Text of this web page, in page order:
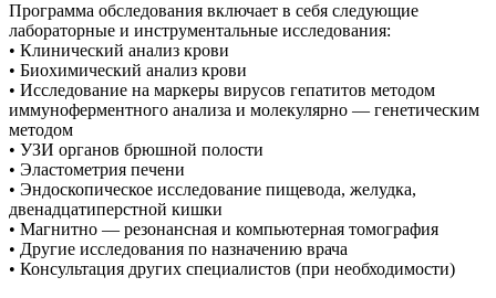
Программа обследования включает в себя следующие
лабораторные и инструментальные исследования:
• Клинический анализ крови
• Биохимический анализ крови
• Исследование на маркеры вирусов гепатитов методом
иммуноферментного анализа и молекулярно — генетическим
методом
• УЗИ органов брюшной полости
• Эластометрия печени
• Эндоскопическое исследование пищевода, желудка,
двенадцатиперстной кишки
• Магнитно — резонансная и компьютерная томография
• Другие исследования по назначению врача
• Консультация других специалистов (при необходимости)